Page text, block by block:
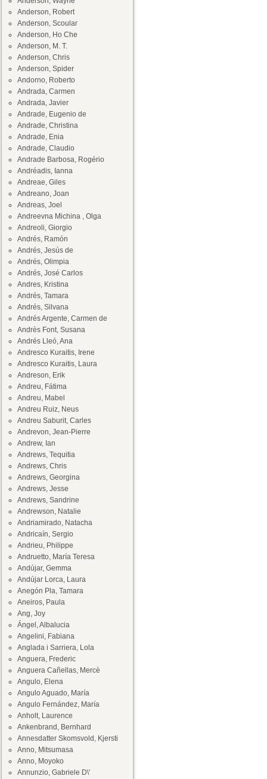
Anderson, Robert
Anderson, Scoular
Anderson, Ho Che
Anderson, M. T.
Anderson, Chris
Anderson, Spider
Andorno, Roberto
Andrada, Carmen
Andrada, Javier
Andrade, Eugenio de
Andrade, Christina
Andrade, Enia
Andrade, Claudio
Andrade Barbosa, Rogério
Andréadis, Ianna
Andreae, Giles
Andreano, Joan
Andreas, Joel
Andreevna Michina , Olga
Andreoli, Giorgio
Andrés, Ramón
Andrés, Jesús de
Andrés, Olimpia
Andrés, José Carlos
Andres, Kristina
Andrés, Tamara
Andrés, Silvana
Andrés Argente, Carmen de
Andrès Font, Susana
Andrés Lleó, Ana
Andresco Kuraitis, Irene
Andresco Kuraitis, Laura
Andreson, Erik
Andreu, Fátima
Andreu, Mabel
Andreu Ruiz, Neus
Andreu Saburit, Carles
Andrevon, Jean-Pierre
Andrew, Ian
Andrews, Tequitia
Andrews, Chris
Andrews, Georgina
Andrews, Jesse
Andrews, Sandrine
Andrewson, Natalie
Andriamirado, Natacha
Andricaín, Sergio
Andrieu, Philippe
Andruetto, María Teresa
Andújar, Gemma
Andújar Lorca, Laura
Anegón Pla, Tamara
Aneiros, Paula
Ang, Joy
Ángel, Albalucia
Angelini, Fabiana
Anglada i Sarriera, Lola
Anguera, Frederic
Anguera Cañellas, Mercè
Angulo, Elena
Angulo Aguado, María
Angulo Fernández, María
Anholt, Laurence
Ankenbrand, Bernhard
Annesdatter Skomsvold, Kjersti
Anno, Mitsumasa
Anno, Moyoko
Annunzio, Gabriele D\'